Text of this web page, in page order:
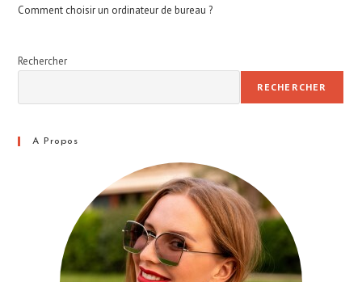
Comment choisir un ordinateur de bureau ?
Rechercher
RECHERCHER
A Propos